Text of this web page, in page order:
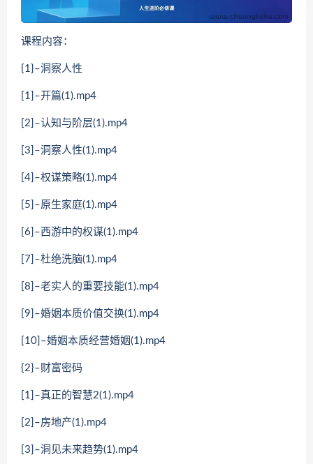
课程内容：
{1}–洞察人性
[1]–开篇(1).mp4
[2]–认知与阶层(1).mp4
[3]–洞察人性(1).mp4
[4]–权谋策略(1).mp4
[5]–原生家庭(1).mp4
[6]–西游中的权谋(1).mp4
[7]–杜绝洗脑(1).mp4
[8]–老实人的重要技能(1).mp4
[9]–婚姻本质价值交换(1).mp4
[10]–婚姻本质经营婚姻(1).mp4
{2}–财富密码
[1]–真正的智慧2(1).mp4
[2]–房地产(1).mp4
[3]–洞见未来趋势(1).mp4